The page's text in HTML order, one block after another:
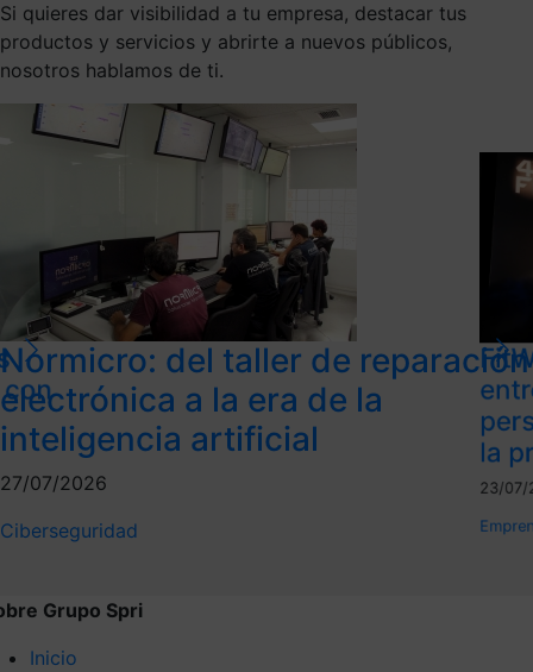
Si quieres dar visibilidad a tu empresa, destacar tus
productos y servicios y abrirte a nuevos públicos,
nosotros hablamos de ti.
Normicro: del taller de reparación
electrónica a la era de la
inteligencia artificial
27/07/2026
Ciberseguridad
la
23/07/
Grupo Spri
Inicio